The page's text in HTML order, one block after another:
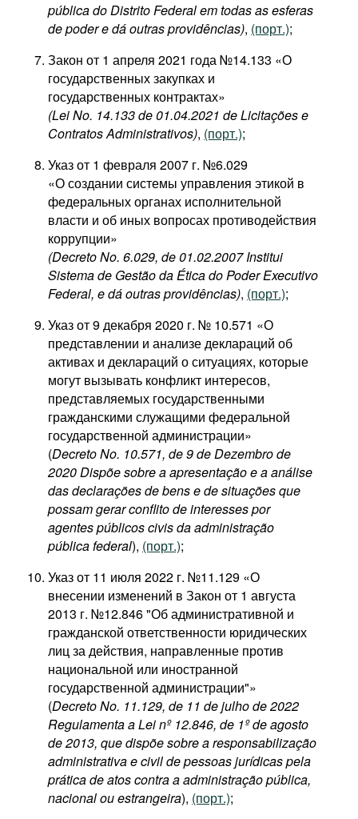
pública do Distrito Federal em todas as esferas
de poder e dá outras providências), (порт.);
Закон от 1 апреля 2021 года №14.133 «О
государственных закупках и
государственных контрактах»
(Lei No. 14.133 de 01.04.2021 de Licitações e
Contratos Administrativos), (порт.);
Указ от 1 февраля 2007 г. №6.029
«О создании системы управления этикой в
федеральных органах исполнительной
власти и об иных вопросах противодействия
коррупции»​
(Decreto No. 6.029, de 01.02.2007 Institui
Sistema de Gestão da Ética do Poder Executivo
Federal, e dá outras providências), (порт.);
Указ от 9 декабря 2020 г. № 10.571 «О
представлении и анализе деклараций об
активах и деклараций о ситуациях, которые
могут вызывать конфликт интересов,
представляемых государственными
гражданскими служащими федеральной
государственной администрации»
(Decreto No. 10.571, de 9 de Dezembro de
2020 Dispõe sobre a apresentação e a análise
das declarações de bens e de situações que
possam gerar conflito de interesses por
agentes públicos civis da administração
pública federal), (порт.);
Указ от 11 июля 2022 г. №11.129 «О
внесении изменений в Закон от 1 августа
2013 г. №12.846 "Об административной и
гражданской ответственности юридических
лиц за действия, направленные против
национальной или иностранной
государственной администрации"»
(Decreto No. 11.129, de 11 de julho de 2022
Regulamenta a Lei nº 12.846, de 1º de agosto
de 2013, que dispõe sobre a responsabilização
administrativa e civil de pessoas jurídicas pela
prática de atos contra a administração pública,
nacional ou estrangeira), (порт.);